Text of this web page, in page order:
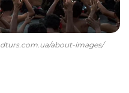
about-images/